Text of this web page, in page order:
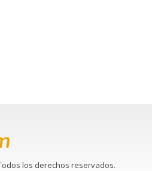
los derechos reservados.